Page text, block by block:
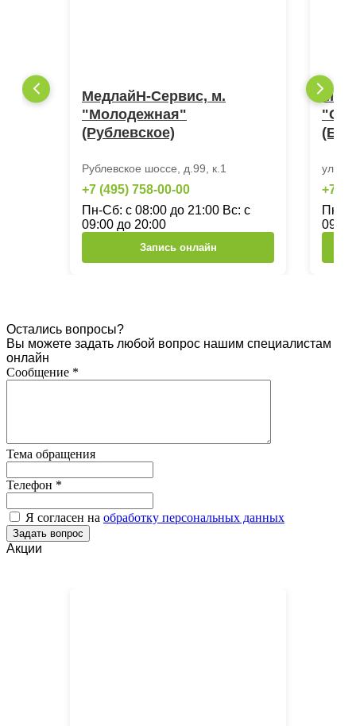
МедлайН-Сервис, м.
"Молодежная"
(Рублевское)
Рублевское шоссе, д.99, к.1
+7 (495) 758-00-00
Пн-Сб: с 08:00 до 21:00 Вс: с
09:00 до 20:00
Запись онлайн
+7
Пн-
Остались вопросы?
Вы можете задать любой вопрос нашим специалистам
онлайн
Сообщение *
Тема обращения
Телефон *
Я согласен на обработку персональных данных
Акции